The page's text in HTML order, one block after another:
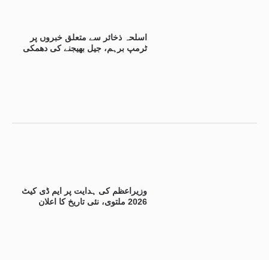
اسلحہ ذخائر سے متعلق خبروں پر
ٹرمپ برہم، جیل بھیجنے کی دھمکی
وزیراعظم کی ہدایت پر ایم ڈی کیٹ
2026 ملتوی، نئی تاریخ کا اعلان